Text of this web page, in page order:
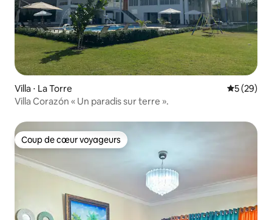
Villa ⋅ La Torre
5 (29)
Villa Corazón « Un paradis sur terre ».
Coup de cœur voyageurs
Coup de cœur voyageurs